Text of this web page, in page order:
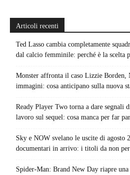
Articoli recenti
Ted Lasso cambia completamente
dal calcio femminile: perché è la scelta
Monster affronta il caso Lizzie Borden,
immagini: cosa anticipano sulla nuova
Ready Player Two torna a dare segnali
lavoro sul sequel: cosa manca per far
Sky e NOW svelano le uscite di agosto
documentari in arrivo: i titoli da non
Spider-Man: Brand New Day riapre